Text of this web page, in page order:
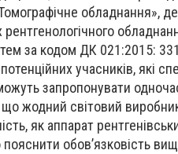
обладнання»,
рентгенологічного
за кодом ДК 021:2015:
учасників, які
запропонувати
жодний світовий
як аппарат
обов’язковість